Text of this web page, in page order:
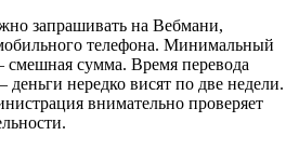
запрашивать на Вебмани,
телефона. Минимальный
смешная сумма. Время перевода
деньги нередко висят по две недели.
внимательно проверяет